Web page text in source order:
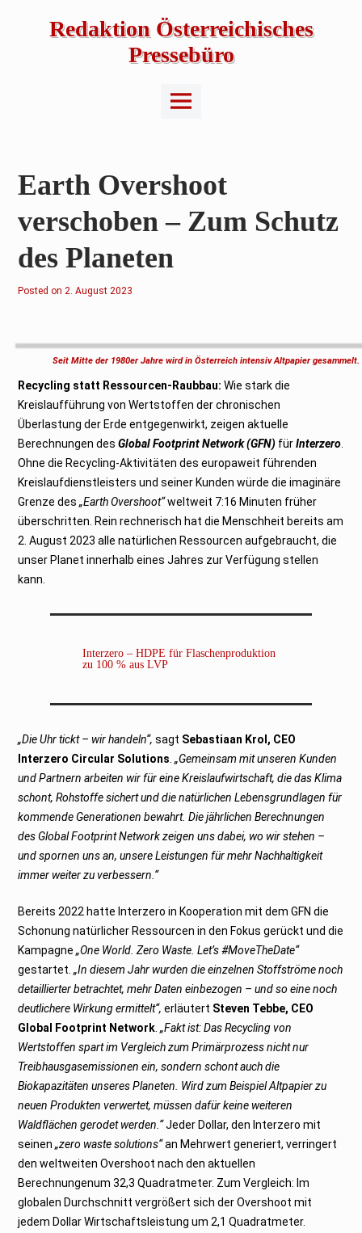
Redaktion Österreichisches
Pressebüro
Main
Menu
Earth Overshoot
verschoben – Zum Schutz
des Planeten
Posted on3
u
t
0
2
3
2. August 2023
Seit Mitte der 1980er Jahre wird in Österreich intensiv Altpapier
Recycling statt Ressourcen-Raubbau: Wie stark die
Kreislaufführung von Wertstoffen der chronischen
Überlastung der Erde entgegenwirkt, zeigen aktuelle
Berechnungen desGlobal Footprint Network (GFN) fürInterzero
Ohne die Recycling-Aktivitäten des europaweit führenden
Kreislaufdienstleisters und seiner Kunden würde die imaginäre
Grenze des„Earth Overshoot“weltweit 7:16 Minuten früher
überschritten. Rein rechnerisch hat die Menschheit bereits am
2. August 2023 alle natürlichen Ressourcen aufgebraucht, die
unser Planet innerhalb eines Jahres zur Verfügung stellen
kann.
Interzero – HDPE für Flaschenproduktion
zu 100 % aus LVP
„Die Uhr tickt – wir handeln“, sagt Sebastiaan Krol, CEO
Interzero Circular Solutions .„Gemeinsam mit unseren Kunden
und Partnern arbeiten wir für eine Kreislaufwirtschaft, die das Klima
schont, Rohstoffe sichert und die natürlichen Lebensgrundlagen für
kommende Generationen bewahrt. Die jährlichen Berechnungen
des Global Footprint Network zeigen uns dabei, wo wir stehen –
und spornen uns an, unsere Leistungen für mehr Nachhaltigkeit
immer weiter zu verbessern.“
Bereits 2022 hatte Interzero in Kooperation mit dem GFN die
Schonung natürlicher Ressourcen in den Fokus gerückt und die
Kampagne„One World. Zero Waste. Let’s #MoveTheDate“
gestartet.„In diesem Jahr wurden die einzelnen Stoffströme noch
detaillierter betrachtet, mehr Daten einbezogen – und so eine noch
deutlichere Wirkung ermittelt“,erläutert Steven Tebbe, CEO
Global Footprint Network .„Fakt ist: Das Recycling von
Wertstoffen spart im Vergleich zum Primärprozess nicht nur
Treibhausgasemissionen ein, sondern schont auch die
Biokapazitäten unseres Planeten. Wird zum Beispiel Altpapier zu
neuen Produkten verwertet, müssen dafür keine weiteren
Waldflächen gerodet werden.“Jeder Dollar, den Interzero mit
seinen„zero waste solutions“an Mehrwert generiert, verringert
den weltweiten Overshoot nach den aktuellen
Berechnungenum 32,3 Quadratmeter. Zum Vergleich: Im
globalen Durchschnitt vergrößert sich der Overshoot mit
jedem Dollar Wirtschaftsleistung um 2,1 Quadratmeter.